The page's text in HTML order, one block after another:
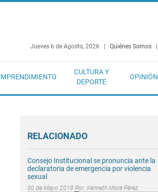
Jueves 6 de Agosto, 2026 Quiénes Somos
CULTURA Y
DEPORTE
OPINIÓN
RELACIONADO
Consejo Institucional se pronuncia ante la
declaratoria de emergencia por violencia
sexual
30 de Mayo 2019 Por: Kenneth Mora Pérez